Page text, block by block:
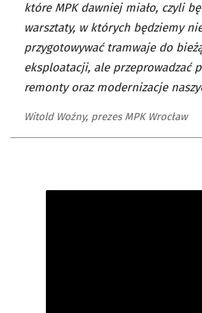
które MPK dawniej miało, czyli
warsztaty, w których będziemy
przygotowywać tramwaje do
eksploatacji, ale przeprowadzać
remonty oraz modernizacje
Witold Woźny, prezes MPK Wrocław